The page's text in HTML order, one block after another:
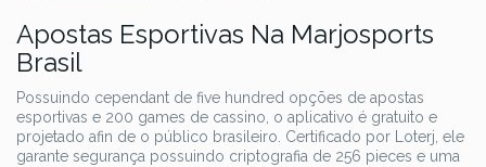
Apostas Esportivas Na Marjosports
Brasil
Possuindo cependant de five hundred opções de apostas
esportivas e 200 games de cassino, o aplicativo é gratuito e
projetado afin de o público brasileiro. Certificado por Loterj, ele
garante segurança possuindo criptografia de 256 pieces e uma